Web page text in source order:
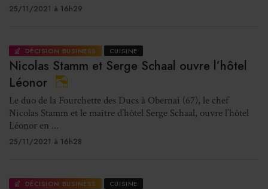
25/11/2021 à 16h29
DÉCISION BUSINESS CUISINE
Nicolas Stamm et Serge Schaal ouvre l’hôtel
Léonor
Le duo de la Fourchette des Ducs à Obernai (67), le chef
Nicolas Stamm et le maître d’hôtel Serge Schaal, ouvre l’hôtel
Léonor en ...
25/11/2021 à 16h28
DÉCISION BUSINESS CUISINE